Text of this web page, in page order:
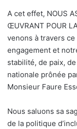
A cet effet, NOUS
ŒUVRANT POUR
venons à travers
engagement et
stabilité, de paix,
nationale prônée
Monsieur Faure
Nous saluons sa
de la politique